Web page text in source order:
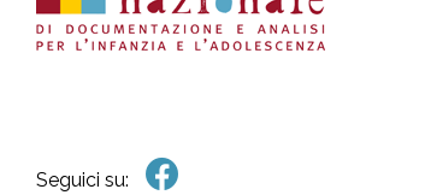
Seguici su: